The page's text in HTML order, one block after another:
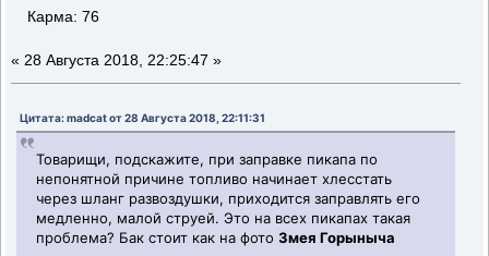
Карма: 76
« 28 Августа 2018, 22:25:47 »
Цитата: madcat от 28 Августа 2018, 22:11:31
Товарищи, подскажите, при заправке пикапа по
непонятной причине топливо начинает хлесстать
через шланг развоздушки, приходится заправлять его
медленно, малой струей. Это на всех пикапах такая
проблема? Бак стоит как на фотоЗмея Горыныча